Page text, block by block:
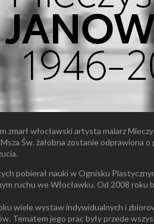
zmarł włocławski artysta malarz
Św. żałobna zostanie odprawiona
pobierał nauki w Ognisku
ruchu we Włocławku. Od 2008
wiele wystaw indywidualnych i
Tematem jego prac były przede